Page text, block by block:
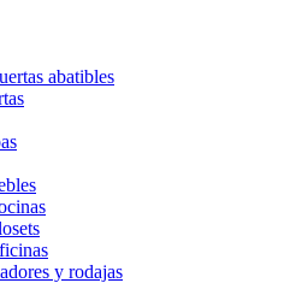
abatibles
y rodajas